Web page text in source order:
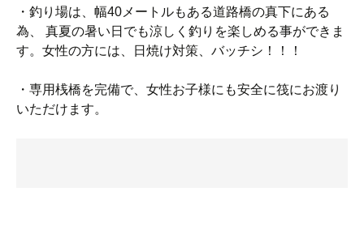
・釣り場は、幅40メートルもある道路橋の真下にある
為、 真夏の暑い日でも涼しく釣りを楽しめる事ができま
す。女性の方には、日焼け対策、バッチシ！！！
・専用桟橋を完備で、女性お子様にも安全に筏にお渡り
いただけます。